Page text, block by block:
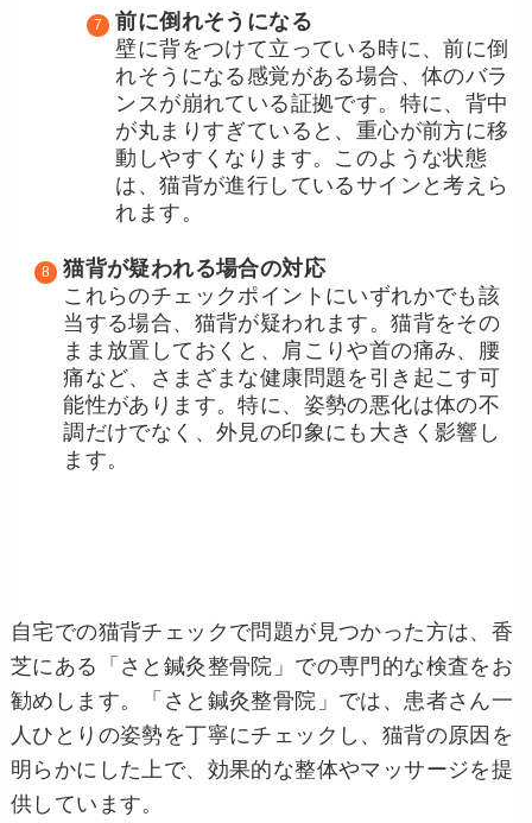
前に倒れそうになる
壁に背をつけて立っている時に、前に倒
れそうになる感覚がある場合、体のバラ
ンスが崩れている証拠です。特に、背中
が丸まりすぎていると、重心が前方に移
動しやすくなります。このような状態
は、猫背が進行しているサインと考えら
れます。
猫背が疑われる場合の対応
これらのチェックポイントにいずれかでも該
当する場合、猫背が疑われます。猫背をその
まま放置しておくと、肩こりや首の痛み、腰
痛など、さまざまな健康問題を引き起こす可
能性があります。特に、姿勢の悪化は体の不
調だけでなく、外見の印象にも大きく影響し
ます。
自宅での猫背チェックで問題が見つかった方は、香
芝にある「さと鍼灸整骨院」での専門的な検査をお
勧めします。「さと鍼灸整骨院」では、患者さん一
人ひとりの姿勢を丁寧にチェックし、猫背の原因を
明らかにした上で、効果的な整体やマッサージを提
供しています。